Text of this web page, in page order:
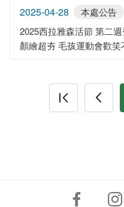
2025-04-28
本處公告
2025西拉雅森活節 第二
顏繪超夯 毛孩運動會歡笑